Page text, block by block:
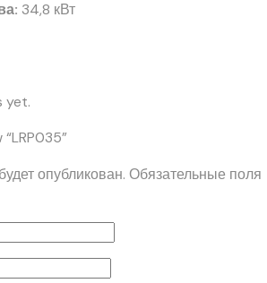
34,8 кВт
yet.
опубликован. Обязательные поля